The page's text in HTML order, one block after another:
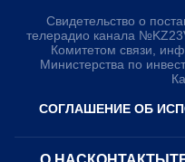
Свидетельство о
телерадио канала
Комитетом связи,
Министерства по
СОГЛАШЕНИЕ ОБ